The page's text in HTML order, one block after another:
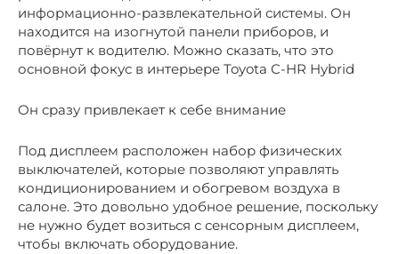
информационно-развлекательной системы. Он
находится на изогнутой панели приборов, и
повёрнут к водителю. Можно сказать, что это
основной фокус в интерьере Toyota C-HR Hybrid
Он сразу привлекает к себе внимание
Под дисплеем расположен набор физических
выключателей, которые позволяют управлять
кондиционированием и обогревом воздуха в
салоне. Это довольно удобное решение, поскольку
не нужно будет возиться с сенсорным дисплеем,
чтобы включать оборудование.